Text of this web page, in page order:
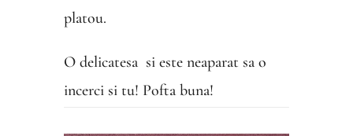
platou.
O delicatesa si este neaparat sa o
incerci si tu! Pofta buna!